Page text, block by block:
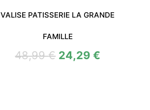
VALISE PATISSERIE LA GRANDE
FAMILLE
48,99€ 24,29€